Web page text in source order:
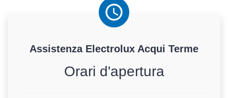
Assistenza Electrolux Acqui Terme
Orari d'apertura